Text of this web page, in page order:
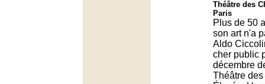
Théâtre des
Paris
Plus de 50
son art n'a
Aldo
cher public
décembre
Théâtre